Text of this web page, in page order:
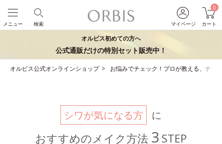
マイページ
0
カート
検索
メニュー
オルビス初めての方へ
公式通販だけの特別セット販売中！
オルビス公式オンラインショップ お悩みでチェック！プロが教える、ナチ
シワが気になる方 に
おすすめのメイク方法 3 STEP